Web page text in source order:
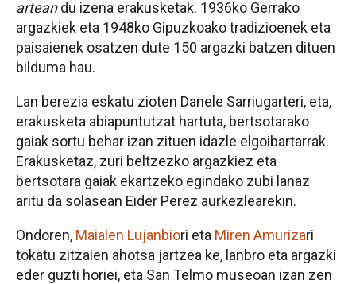
arteandu izena erakusketak. 1936ko Gerrako
argazkiek eta 1948ko Gipuzkoako tradizioenek eta
paisaienek osatzen dute 150 argazki batzen dituen
bilduma hau.
Lan berezia eskatu zioten Danele Sarriugarteri, eta,
erakusketa abiapuntutzat hartuta, bertsotarako
gaiak sortu behar izan zituen idazle elgoibartarrak.
Erakusketaz, zuri beltzezko argazkiez eta
bertsotara gaiak ekartzeko egindako zubi lanaz
aritu da solasean Eider Perez aurkezlearekin.
Ondoren, Maialen Lujanbiori eta Miren Amurizari
tokatu zitzaien ahotsa jartzea ke, lanbro eta argazki
eder guzti horiei, eta San Telmo museoan izan zen